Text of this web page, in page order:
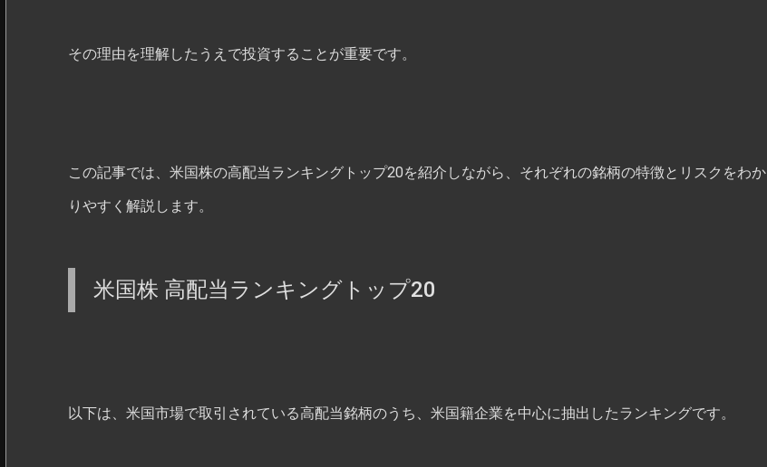
その理由を理解したうえで投資することが重要です。
この記事では、米国株の高配当ランキングトップ20を紹介しながら、それぞれの銘柄の特徴とリスクをわか
りやすく解説します。
米国株 高配当ランキングトップ20
以下は、米国市場で取引されている高配当銘柄のうち、米国籍企業を中心に抽出したランキングです。